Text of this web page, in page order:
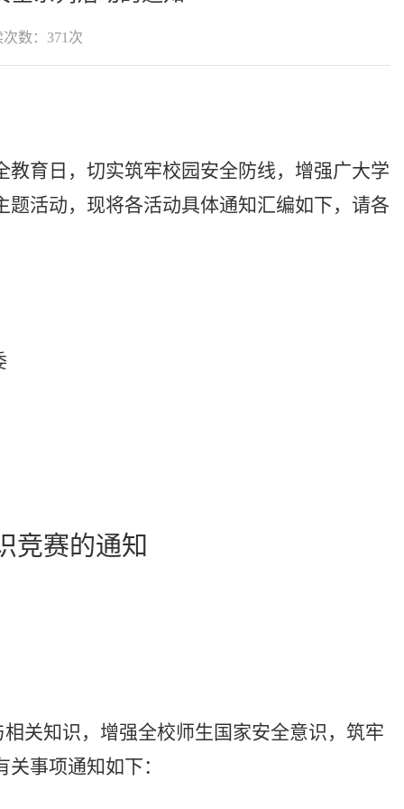
数： 371 次
教育日，切实筑牢校园安全防线，增强广大学
活动，现将各活动具体通知汇编如下，请各
竞赛的通知
关知识，增强全校师生国家安全意识，筑牢
事项通知如下：